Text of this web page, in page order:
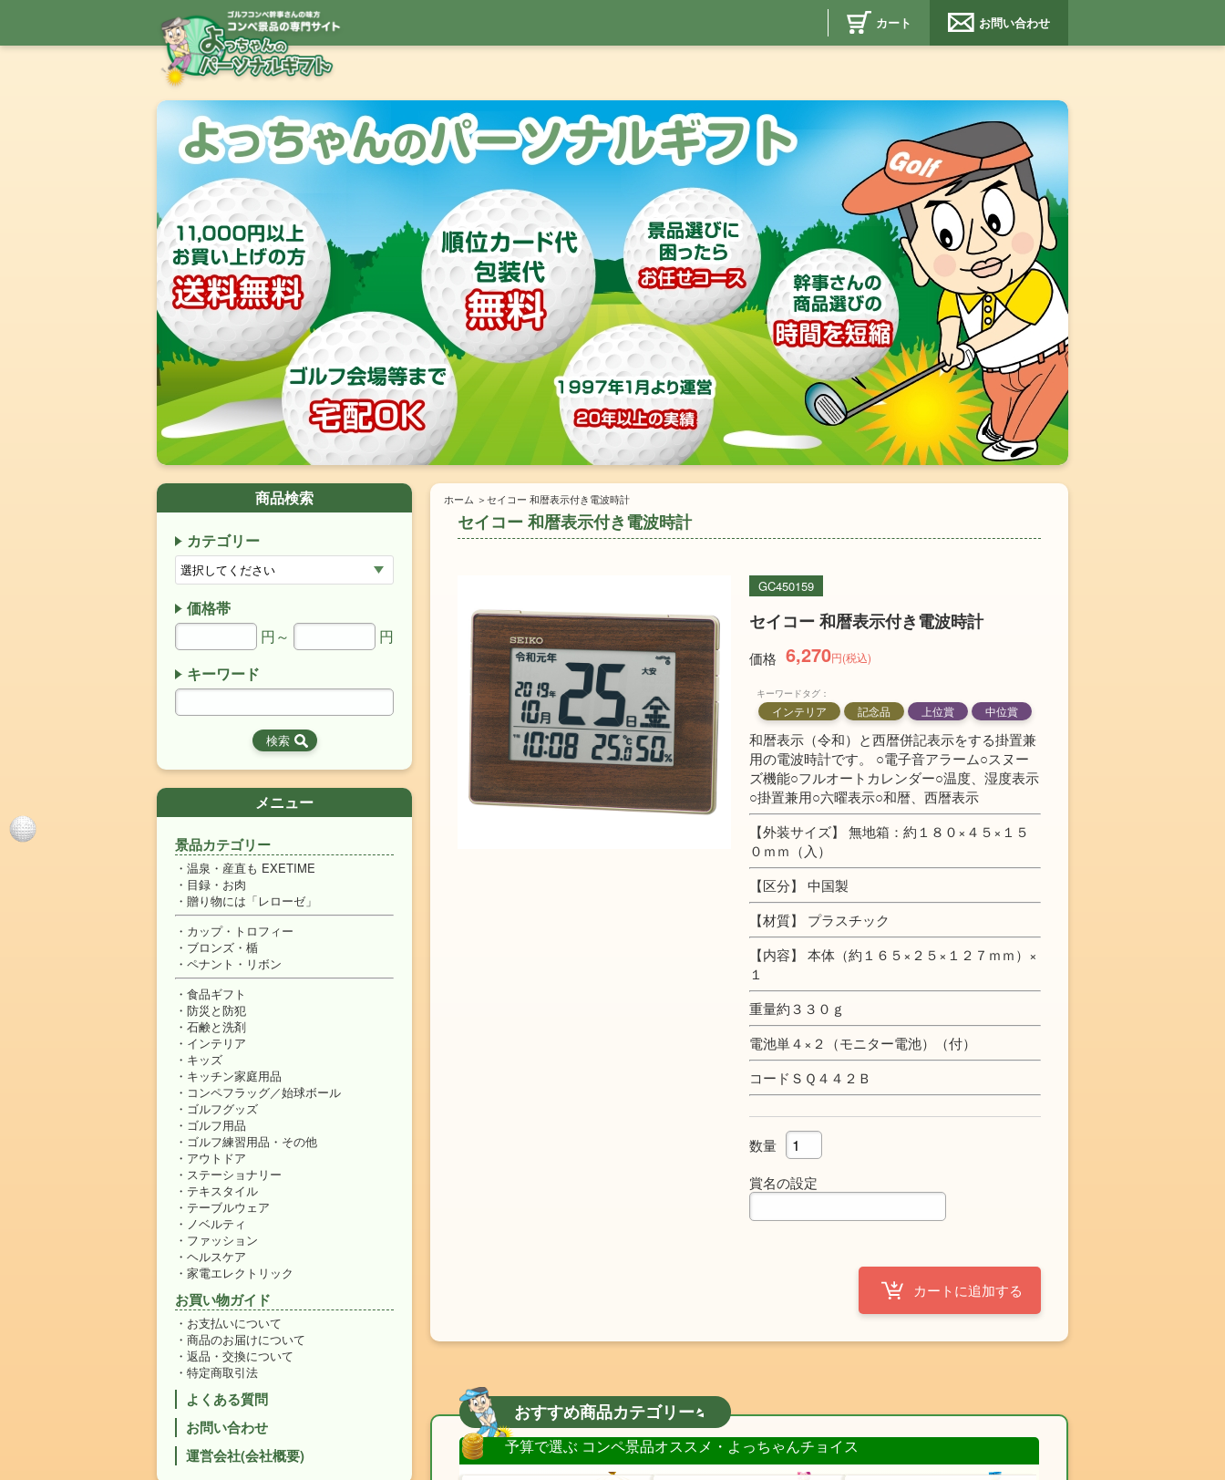
カート お問い合わせ
セイコー 和暦表示付き電波時計
ホーム セイコー 和暦表示付き電波時計
GC450159
セイコー 和暦表示付き電波時計
価格 6,270円(税込)
キーワードタグ：
インテリア 記念品 上位賞 中位賞
和暦表示（令和）と西暦併記表示をする掛置兼
用の電波時計です。 ○電子音アラーム○スヌー
ズ機能○フルオートカレンダー○温度、湿度表示
○掛置兼用○六曜表示○和暦、西暦表示
【外装サイズ】 無地箱：約１８０×４５×１５
０ｍｍ（入）
【区分】 中国製
【材質】 プラスチック
【内容】 本体（約１６５×２５×１２７ｍｍ）×
１
重量約３３０ｇ
電池単４×２（モニター電池）（付）
コードＳＱ４４２Ｂ
数量
賞名の設定
おすすめ商品カテゴリー
予算で選ぶ コンペ景品オススメ・よっちゃんチョイス
商品検索
カテゴリー
価格帯
円～
円
キーワード
メニュー
景品カテゴリー
温泉・産直も EXETIME
目録・お肉
贈り物には「レローゼ」
カップ・トロフィー
ブロンズ・楯
ペナント・リボン
食品ギフト
防災と防犯
石鹸と洗剤
インテリア
キッズ
キッチン家庭用品
コンペフラッグ／始球ボール
ゴルフグッズ
ゴルフ用品
ゴルフ練習用品・その他
アウトドア
ステーショナリー
テキスタイル
テーブルウェア
ノベルティ
ファッション
ヘルスケア
家電エレクトリック
お買い物ガイド
お支払いについて
商品のお届けについて
返品・交換について
特定商取引法
よくある質問
お問い合わせ
運営会社(会社概要)